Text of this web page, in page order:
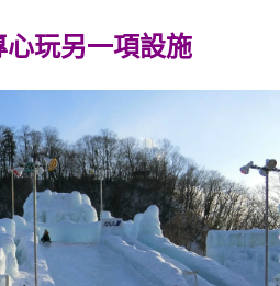
心玩另一項設施